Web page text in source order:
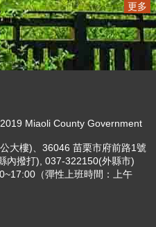
更多
Miaoli County Government
大樓)、36046 苗栗市府前路1號
內撥打), 037-322150(外縣市)
（彈性上班時間：上午